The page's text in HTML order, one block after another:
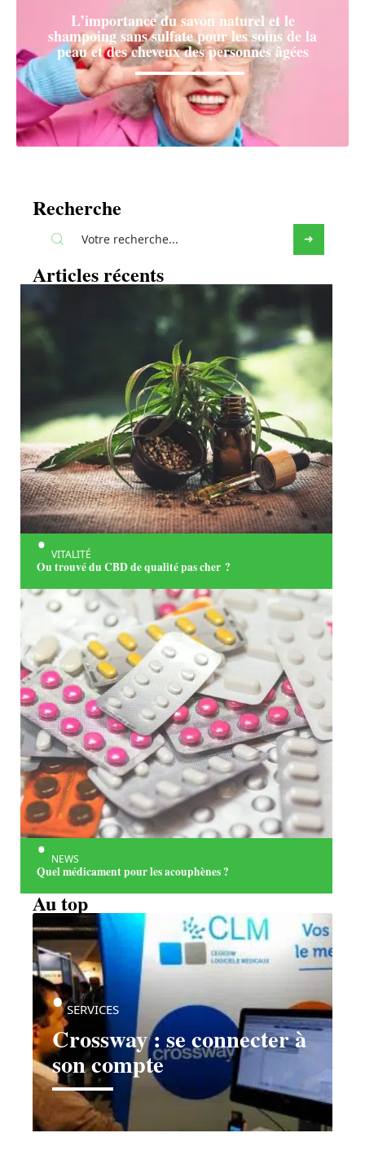
L’importance du savon naturel et le
shampoing sans sulfate pour les soins de la
peau et des cheveux des personnes âgées
Recherche
Articles récents
VITALITÉ
Ou trouvé du CBD de qualité pas cher ?
NEWS
Quel médicament pour les acouphènes ?
Au top
Crossway : se connecter à
son compte
SERVICES